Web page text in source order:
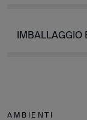
IMBALLAGGIO
AMBIENTI